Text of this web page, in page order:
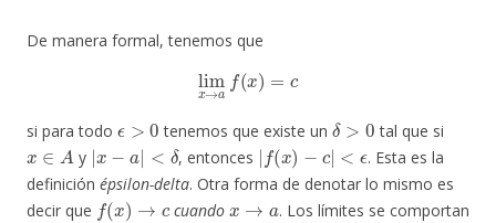
De manera formal, tenemos que
limx →af =c
si para todo tenemos que existe un
δ
tal que si
x ∈A
y
|x−a| <δ
, entonces
|f(x)− c|<ϵ
. Esta es la
definición épsilon-delta. Otra forma de denotar lo mismo es
decir que
f(x)→c
cuando
x→a
. Los límites se comportan